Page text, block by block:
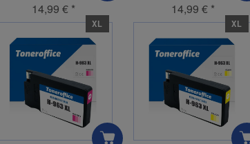
14,99 € * 14,99 € *
XL XL